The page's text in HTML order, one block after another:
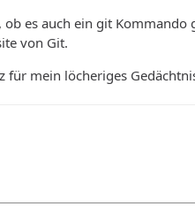
ob es auch ein git
von Git.
für mein löcheriges